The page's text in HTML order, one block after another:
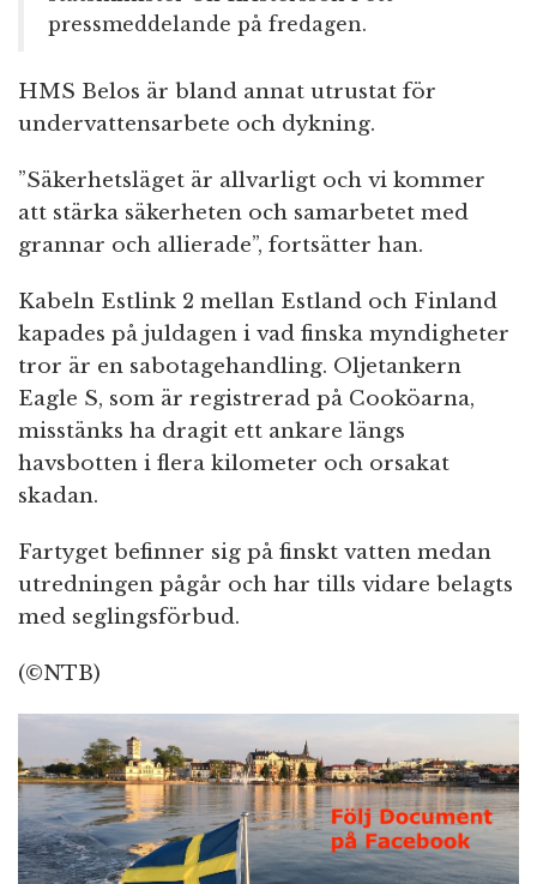
pressmeddelande på fredagen.
HMS Belos är bland annat utrustat för
undervattensarbete och dykning.
”Säkerhetsläget är allvarligt och vi kommer
att stärka säkerheten och samarbetet med
grannar och allierade”, fortsätter han.
Kabeln Estlink 2 mellan Estland och Finland
kapades på juldagen i vad finska myndigheter
tror är en sabotagehandling. Oljetankern
Eagle S, som är registrerad på Cooköarna,
misstänks ha dragit ett ankare längs
havsbotten i flera kilometer och orsakat
skadan.
Fartyget befinner sig på finskt vatten medan
utredningen pågår och har tills vidare belagts
med seglingsförbud.
(©NTB)